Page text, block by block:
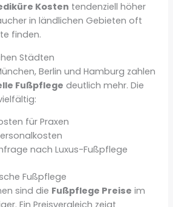
Kosten tendenziell höher
in ländlichen Gebieten oft
finden.
Städten
Berlin und Hamburg zahlen
Fußpflege deutlich mehr. Die
für Praxen
nach Luxus-Fußpflege
Fußpflege
sind die Fußpflege Preise im